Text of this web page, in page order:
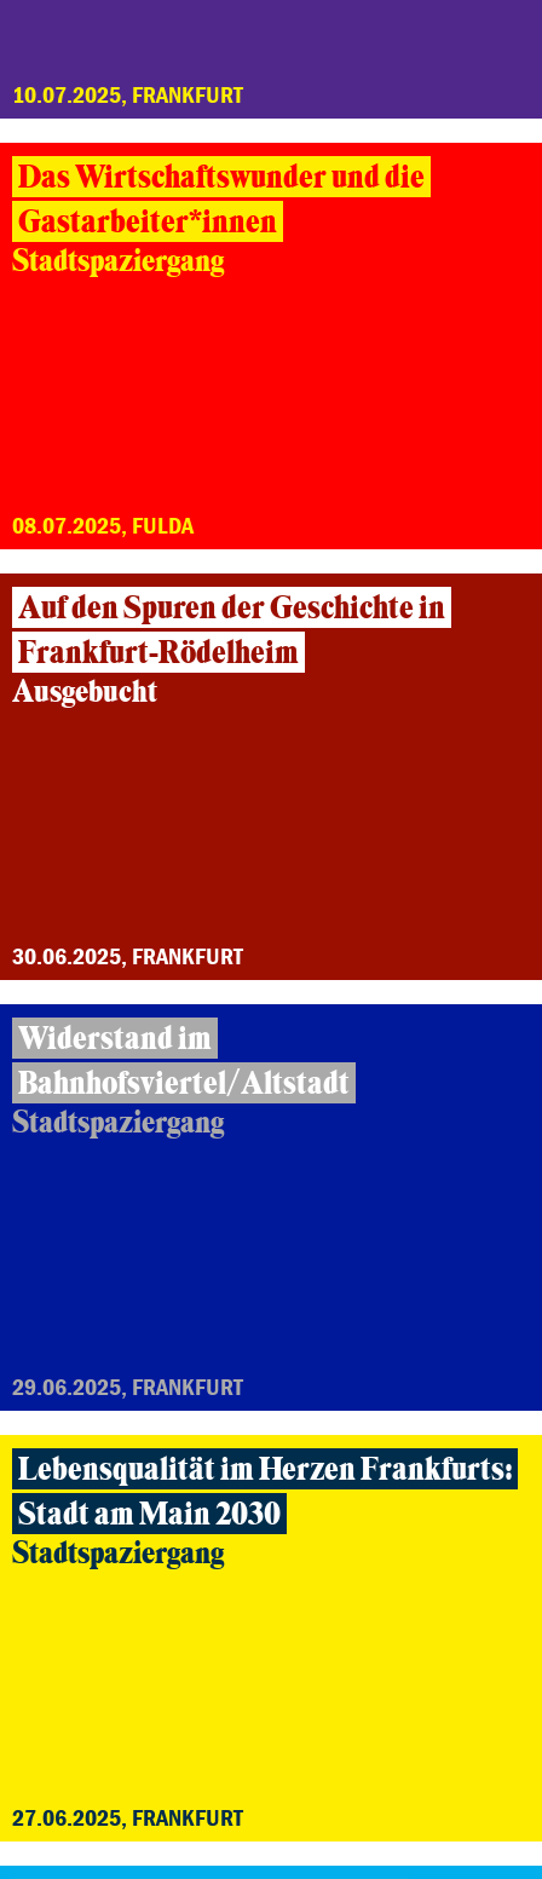
10.07.2025, FRANKFURT
Das Wirtschaftswunder und die
Gastarbeiter*innen
Stadtspaziergang
08.07.2025, FULDA
Auf den Spuren der Geschichte in
Frankfurt-Rödelheim
Ausgebucht
30.06.2025, FRANKFURT
Widerstand im
Bahnhofsviertel/Altstadt
Stadtspaziergang
29.06.2025, FRANKFURT
Lebensqualität im Herzen Frankfurts:
Stadt am Main 2030
Stadtspaziergang
27.06.2025, FRANKFURT